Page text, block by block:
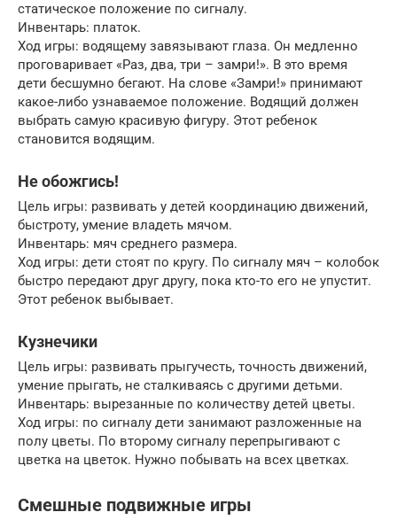
статическое положение по сигналу.
Инвентарь: платок.
Ход игры: водящему завязывают глаза. Он медленно
проговаривает «Раз, два, три – замри!». В это время
дети бесшумно бегают. На слове «Замри!» принимают
какое-либо узнаваемое положение. Водящий должен
выбрать самую красивую фигуру. Этот ребенок
становится водящим.
Не обожгись!
Цель игры: развивать у детей координацию движений,
быстроту, умение владеть мячом.
Инвентарь: мяч среднего размера.
Ход игры: дети стоят по кругу. По сигналу мяч – колобок
быстро передают друг другу, пока кто-то его не упустит.
Этот ребенок выбывает.
Кузнечики
Цель игры: развивать прыгучесть, точность движений,
умение прыгать, не сталкиваясь с другими детьми.
Инвентарь: вырезанные по количеству детей цветы.
Ход игры: по сигналу дети занимают разложенные на
полу цветы. По второму сигналу перепрыгивают с
цветка на цветок. Нужно побывать на всех цветках.
Смешные подвижные игры